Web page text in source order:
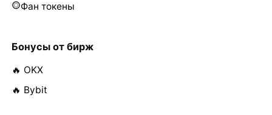
Фан токены
Бонусы от бирж
🔥 OKX
🔥 Bybit